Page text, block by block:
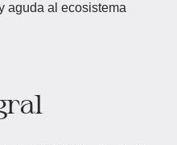
aguda al ecosistema